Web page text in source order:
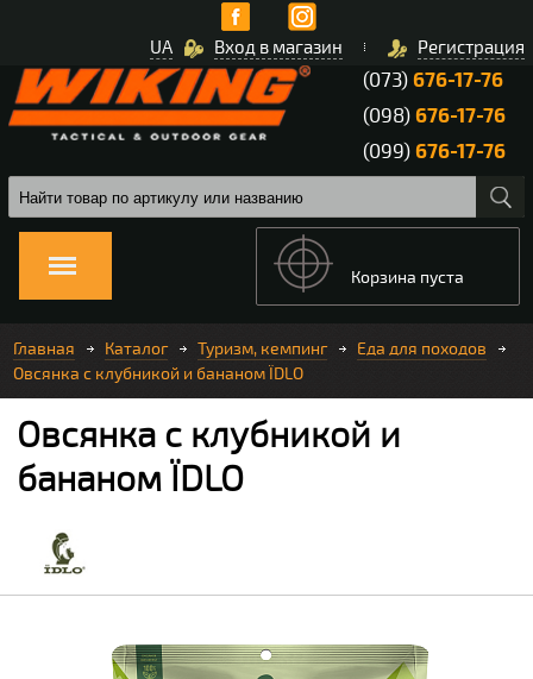
Вход в магазин Регистрация
UA
(073)676-17-76
(098)676-17-76
(099)676-17-76
Корзина пуста
Главная Каталог Туризм, кемпинг
Еда для походов
Овсянка с клубникой и бананом ЇDLO
Овсянка с клубникой и
бананом ЇDLO